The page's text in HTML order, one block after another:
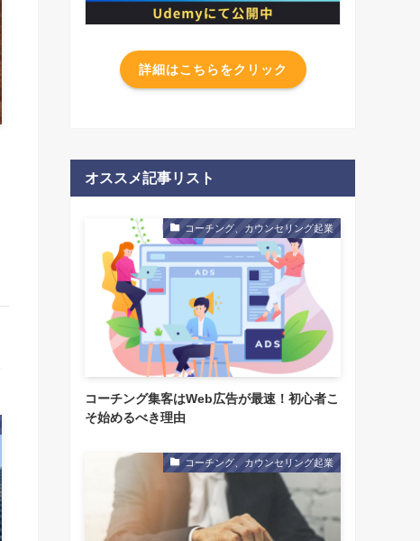
詳細はこちらをクリック
オススメ記事リスト
コーチング、カウンセリング起業
コーチング集客はWeb広告が最速！初心者こ
そ始めるべき理由
コーチング、カウンセリング起業